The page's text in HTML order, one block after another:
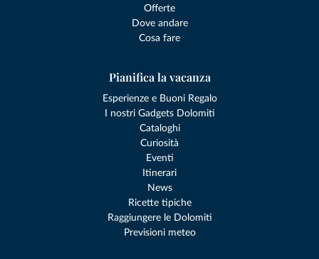
Offerte
Dove andare
Cosa fare
Pianifica la vacanza
Esperienze e Buoni Regalo
I nostri Gadgets Dolomiti
Cataloghi
Curiosità
Eventi
Itinerari
News
Ricette tipiche
Raggiungere le Dolomiti
Previsioni meteo